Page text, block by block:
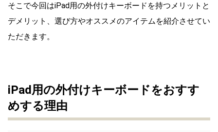
そこで今回はiPad用の外付けキーボードを持つメリットと
デメリット、選び方やオススメのアイテムを紹介させてい
ただきます。
iPad用の外付けキーボードをおすす
めする理由